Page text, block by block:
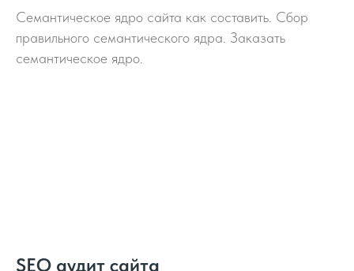
Семантическое ядро сайта как составить. Сбор
правильного семантического ядра. Заказать
семантическое ядро.
SEO аудит сайта